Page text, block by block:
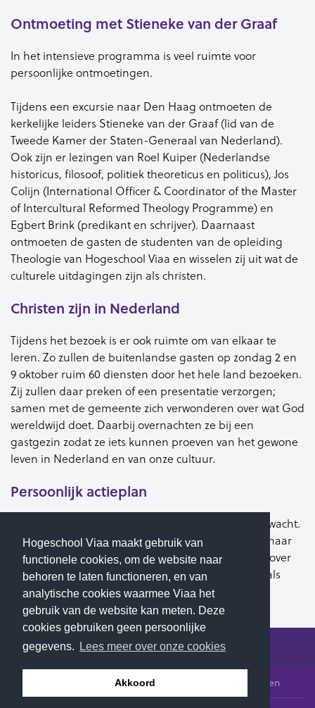
Hogeschool Viaa maakt gebruik van
functionele cookies, om de website naar
behoren te laten functioneren, en van
analytische cookies waarmee Viaa het
gebruik van de website kan meten. Deze
cookies gebruiken geen persoonlijke
gegevens.
Lees meer over onze cookies
Akkoord
Ontmoeting met Stieneke van der Graaf
In het intensieve programma is veel ruimte voor
persoonlijke ontmoetingen.
Tijdens een excursie naar Den Haag ontmoeten de
kerkelijke leiders Stieneke van der Graaf (lid van de
Tweede Kamer der Staten-Generaal van Nederland).
Ook zijn er lezingen van Roel Kuiper (Nederlandse
historicus, filosoof, politiek theoreticus en politicus), Jos
Colijn (International Officer & Coordinator of the Master
of Intercultural Reformed Theology Programme) en
Egbert Brink (predikant en schrijver). Daarnaast
ontmoeten de gasten de studenten van de opleiding
Theologie van Hogeschool Viaa en wisselen zij uit wat de
culturele uitdagingen zijn als christen.
Christen zijn in Nederland
Tijdens het bezoek is er ook ruimte om van elkaar te
leren. Zo zullen de buitenlandse gasten op zondag 2 en
9 oktober ruim 60 diensten door het hele land bezoeken.
Zij zullen daar preken of een presentatie verzorgen;
samen met de gemeente zich verwonderen over wat God
wereldwijd doet. Daarbij overnachten ze bij een
gastgezin zodat ze iets kunnen proeven van het gewone
leven in Nederland en van onze cultuur.
Persoonlijk actieplan
Van de deelnemers wordt een actieve houding verwacht.
Een doel is dat alle deelnemers na de conferentie naar
huis gaan met een persoonlijk actieplan. Dat gaat over
de roeping die zij ervaren om (in hun eigen land) als
christen in de maatschappij te staan.
© 2026 Hogeschool Viaa - Alle rechten voorbehouden